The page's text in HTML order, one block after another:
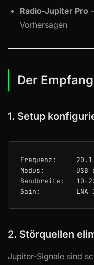
Radio-Jupiter Pro
Vorhersagen
Der
1. Setup
Frequenz:     20.1
Modus:        USB
Bandbreite:   10-
2. Störquellen
Jupiter-Signale sind